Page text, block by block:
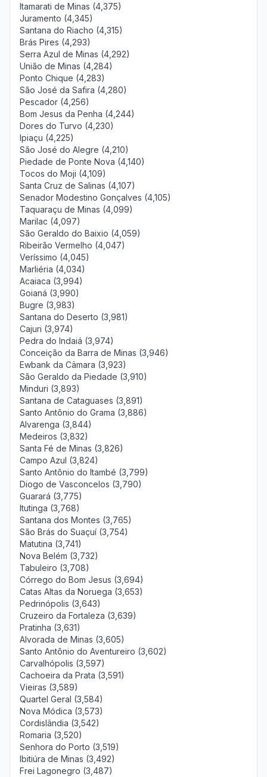
Itamarati de Minas (4,375)
Juramento (4,345)
Santana do Riacho (4,315)
Brás Pires (4,293)
Serra Azul de Minas (4,292)
União de Minas (4,284)
Ponto Chique (4,283)
São José da Safira (4,280)
Pescador (4,256)
Bom Jesus da Penha (4,244)
Dores do Turvo (4,230)
Ipiaçu (4,225)
São José do Alegre (4,210)
Piedade de Ponte Nova (4,140)
Tocos do Moji (4,109)
Santa Cruz de Salinas (4,107)
Senador Modestino Gonçalves (4,105)
Taquaraçu de Minas (4,099)
Marilac (4,097)
São Geraldo do Baixio (4,059)
Ribeirão Vermelho (4,047)
Veríssimo (4,045)
Marliéria (4,034)
Acaiaca (3,994)
Goianá (3,990)
Bugre (3,983)
Santana do Deserto (3,981)
Cajuri (3,974)
Pedra do Indaiá (3,974)
Conceição da Barra de Minas (3,946)
Ewbank da Câmara (3,923)
São Geraldo da Piedade (3,910)
Minduri (3,893)
Santana de Cataguases (3,891)
Santo Antônio do Grama (3,886)
Alvarenga (3,844)
Medeiros (3,832)
Santa Fé de Minas (3,826)
Campo Azul (3,824)
Santo Antônio do Itambé (3,799)
Diogo de Vasconcelos (3,790)
Guarará (3,775)
Itutinga (3,768)
Santana dos Montes (3,765)
São Brás do Suaçuí (3,754)
Matutina (3,741)
Nova Belém (3,732)
Tabuleiro (3,708)
Córrego do Bom Jesus (3,694)
Catas Altas da Noruega (3,653)
Pedrinópolis (3,643)
Cruzeiro da Fortaleza (3,639)
Pratinha (3,631)
Alvorada de Minas (3,605)
Santo Antônio do Aventureiro (3,602)
Carvalhópolis (3,597)
Cachoeira da Prata (3,591)
Vieiras (3,589)
Quartel Geral (3,584)
Nova Módica (3,573)
Cordislândia (3,542)
Romaria (3,520)
Senhora do Porto (3,519)
Ibitiúra de Minas (3,492)
Frei Lagonegro (3,487)